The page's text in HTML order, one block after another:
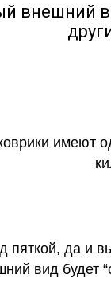
внешний
имеют
пяткой, да и
вид будет